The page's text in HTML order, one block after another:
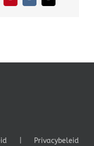
mail
Privacybeleid